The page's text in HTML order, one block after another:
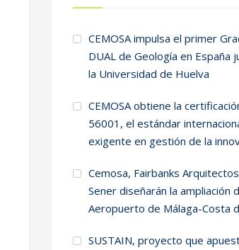
CEMOSA impulsa el primer
DUAL de Geología en España
la Universidad de Huelva
CEMOSA obtiene la
56001, el estándar
exigente en gestión de la
Cemosa, Fairbanks
Sener diseñarán la ampliación
Aeropuerto de Málaga-Costa
SUSTAIN, proyecto que